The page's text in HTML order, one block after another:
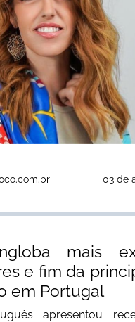
03 de
mais
e fim da
em Portugal
apresentou